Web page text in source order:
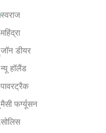
स्वराज
महिंद्रा
जॉन डीयर
न्यू हॉलैंड
पावरट्रैक
मैसी फर्ग्यूसन
सोलिस